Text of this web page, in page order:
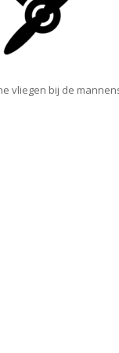
vliegen bij de